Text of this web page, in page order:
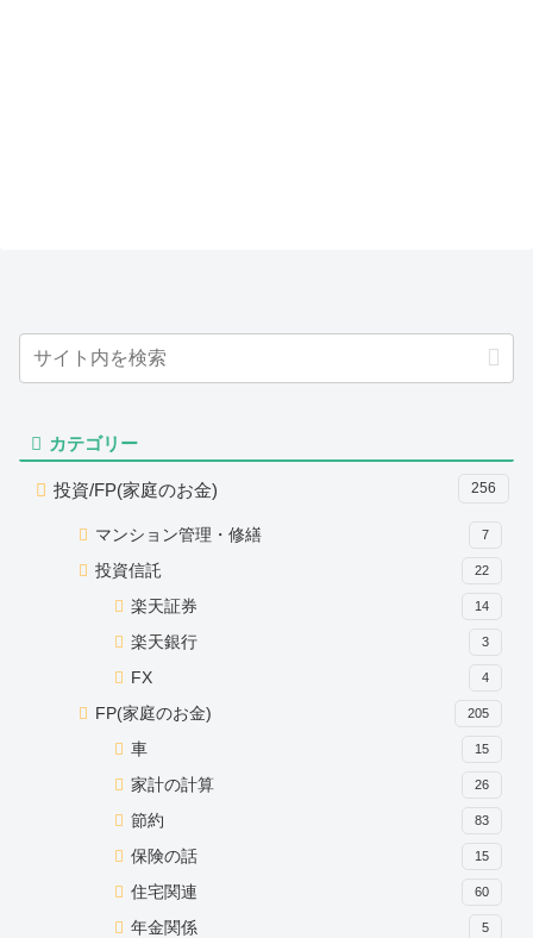
カテゴリー
投資/FP(家庭のお金) 256
マンション管理・修繕 7
投資信託 22
楽天証券 14
楽天銀行 3
FX 4
FP(家庭のお金) 205
車 15
家計の計算 26
節約 83
保険の話 15
住宅関連 60
年金関係 5